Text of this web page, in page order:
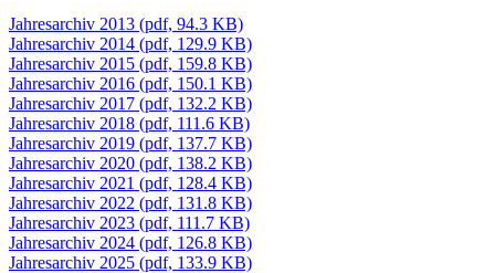
Jahresarchiv 2013 (pdf, 94.3 KB)
Jahresarchiv 2014 (pdf, 129.9 KB)
Jahresarchiv 2015 (pdf, 159.8 KB)
Jahresarchiv 2016 (pdf, 150.1 KB)
Jahresarchiv 2017 (pdf, 132.2 KB)
Jahresarchiv 2018 (pdf, 111.6 KB)
Jahresarchiv 2019 (pdf, 137.7 KB)
Jahresarchiv 2020 (pdf, 138.2 KB)
Jahresarchiv 2021 (pdf, 128.4 KB)
Jahresarchiv 2022 (pdf, 131.8 KB)
Jahresarchiv 2023 (pdf, 111.7 KB)
Jahresarchiv 2024 (pdf, 126.8 KB)
Jahresarchiv 2025 (pdf, 133.9 KB)